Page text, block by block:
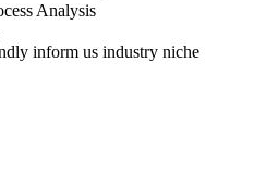
Analysis
inform us industry niche